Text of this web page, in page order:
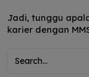
Jadi, tunggu
karier dengan